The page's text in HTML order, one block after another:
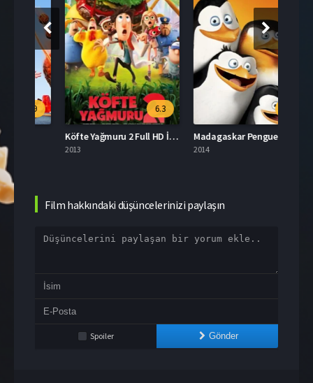
6.3
Köfte Yağmuru 2 Full HD İzle
6.6
Madagaskar Penguenleri Türkçe Dublaj İzle
Film hakkındaki düşüncelerinizi paylaşın
Spoiler Gönder